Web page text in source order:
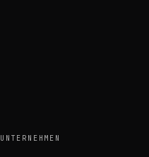
UNTERNEHMEN